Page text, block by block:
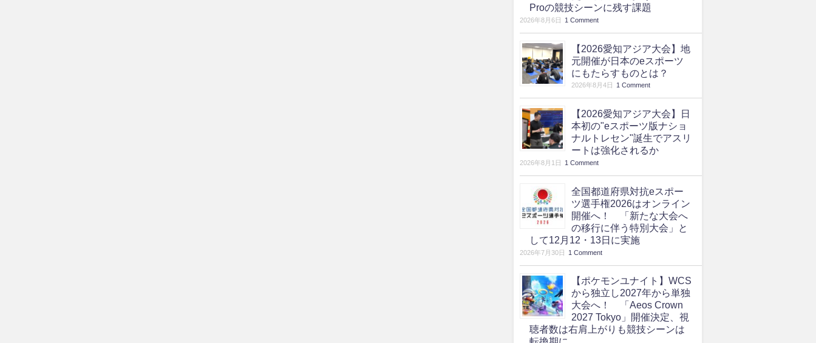
Proの競技シーンに残す課題
2026年8月6日 1 Comment
【2026愛知アジア大会】地
元開催が日本のeスポーツ
にもたらすものとは？
2026年8月4日 1 Comment
【2026愛知アジア大会】日
本初の"eスポーツ版ナショ
ナルトレセン"誕生でアスリ
ートは強化されるか
2026年8月1日 1 Comment
全国都道府県対抗eスポー
ツ選手権2026はオンライン
開催へ！ 「新たな大会へ
の移行に伴う特別大会」と
して12月12・13日に実施
2026年7月30日 1 Comment
【ポケモンユナイト】WCS
から独立し2027年から単独
大会へ！ 「Aeos Crown
2027 Tokyo」開催決定、視
聴者数は右肩上がりも競技シーンは